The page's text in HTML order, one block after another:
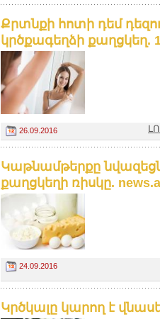
Քրտնքի հոտի դեմ
կրծքագեղձի քաղցկեղ.
26.09.2016
Կաթնամթերքը
քաղցկեղի ռիսկը.
24.09.2016
Կրծկալը կարող է